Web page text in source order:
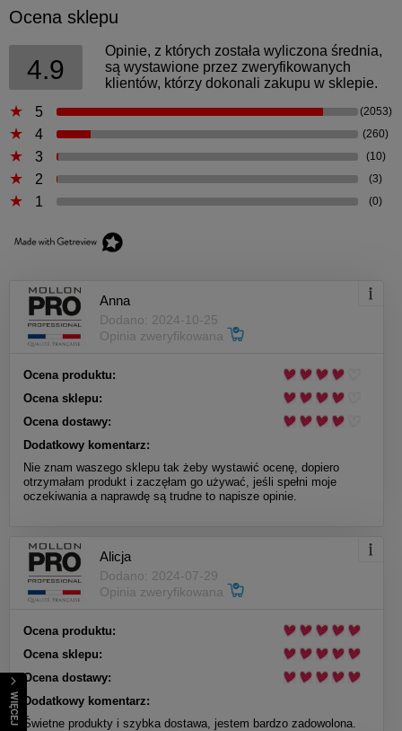
WIĘCEJ
Ocena sklepu
4.9
Opinie, z których została wyliczona średnia,
są wystawione przez zweryfikowanych
klientów, którzy dokonali zakupu w sklepie.
5
(2053)
4 (260)
3 (10)
2 (3)
1 (0)
Anna
Dodano: 2024-10-25
Opinia zweryfikowana
Ocena produktu:
Ocena sklepu:
Ocena dostawy:
Dodatkowy komentarz:
Nie znam waszego sklepu tak żeby wystawić ocenę, dopiero
otrzymałam produkt i zaczęłam go używać, jeśli spełni moje
oczekiwania a naprawdę są trudne to napisze opinie.
Alicja
Dodano: 2024-07-29
Opinia zweryfikowana
Ocena produktu:
Ocena sklepu:
Ocena dostawy:
Dodatkowy komentarz:
Świetne produkty i szybka dostawa, jestem bardzo zadowolona.